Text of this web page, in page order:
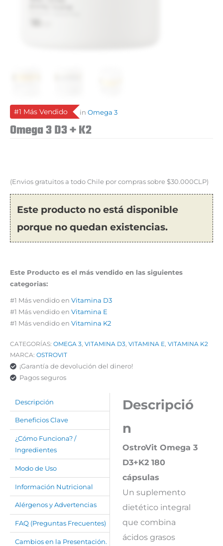
#1 Más Vendido in Omega 3
Omega 3 D3 + K2
(Envios gratuitos a todo Chile por compras sobre $30.000CLP)
Este producto no está disponible
porque no quedan existencias.
Este Producto es el más vendido en las siguientes
categorias:
#1 Más vendido en Vitamina D3
#1 Más vendido en Vitamina E
#1 Más vendido en Vitamina K2
CATEGORÍAS: OMEGA 3, VITAMINA D3, VITAMINA E, VITAMINA K2
MARCA: OSTROVIT
¡Garantía de devolución del dinero!
Pagos seguros
Descripción
Beneficios Clave
¿Cómo Funciona? /
Ingredientes
Modo de Uso
Información Nutricional
Alérgenos y Advertencias
FAQ (Preguntas Frecuentes)
Cambios en la Presentación.
Descripció
n
OstroVit Omega 3
D3+K2 180
cápsulas
Un suplemento
dietético integral
que combina
ácidos grasos